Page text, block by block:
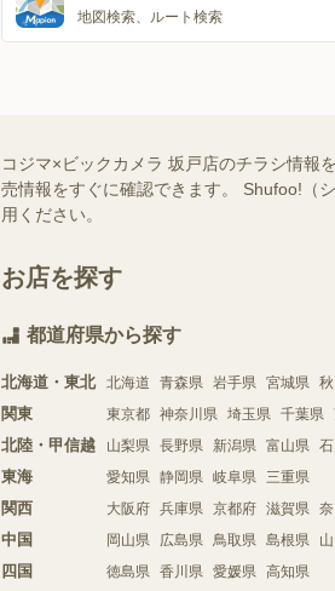
地図検索、ルート検索
コジマ×ビックカメラ 坂戸店のチラシ情報
売情報をすぐに確認できます。 Shufoo!（
用ください。
お店を探す
都道府県から探す
北海道・東北 北海道 青森県 岩手県 宮城県
関東 東京都 神奈川県 埼玉県 千葉県
北陸・甲信越 山梨県 長野県 新潟県 富山県
東海 愛知県 静岡県 岐阜県 三重県
関西 大阪府 兵庫県 京都府 滋賀県
中国 岡山県 広島県 鳥取県 島根県
四国 徳島県 香川県 愛媛県 高知県